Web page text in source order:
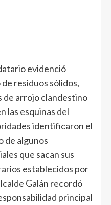
evidenció
residuos sólidos,
arrojo clandestino
las esquinas del
identificaron el
de algunos
que sacan sus
establecidos por
Galán recordó
principal